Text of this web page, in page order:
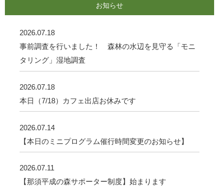
お知らせ
2026.07.18
事前調査を行いました！ 森林の水辺を見守る「モニ
タリング」湿地調査
2026.07.18
本日（7/18）カフェ出店お休みです
2026.07.14
【本日のミニプログラム催行時間変更のお知らせ】
2026.07.11
【那須平成の森サポーター制度】始まります